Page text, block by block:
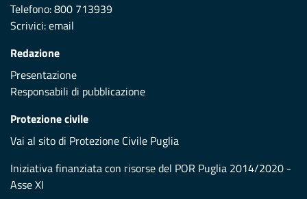
Telefono: 800 713939
Scrivici:email
Redazione
Presentazione
Responsabili di pubblicazione
Protezione civile
Vai al sito di Protezione Civile Puglia
Iniziativa finanziata con risorse del POR Puglia 2014/2020 -
Asse XI